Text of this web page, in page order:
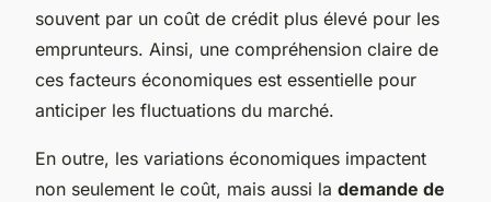
souvent par un coût de crédit plus élevé pour les
emprunteurs. Ainsi, une compréhension claire de
ces facteurs économiques est essentielle pour
anticiper les fluctuations du marché.
En outre, les variations économiques impactent
non seulement le coût, mais aussi la demande de